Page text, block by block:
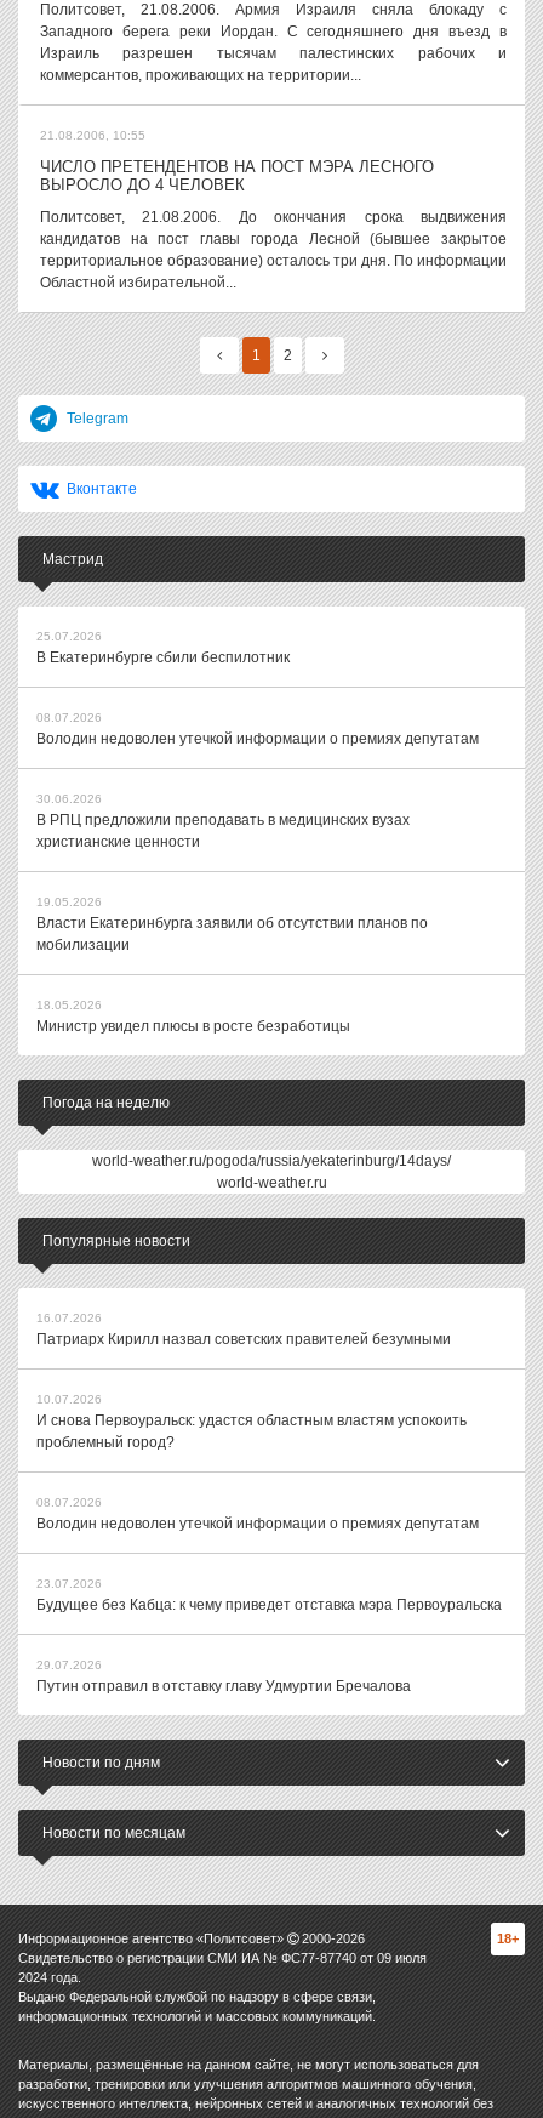
Политсовет, 21.08.2006. Армия Израиля сняла блокаду с
Западного берега реки Иордан. С сегодняшнего дня въезд в
Израиль разрешен тысячам палестинских рабочих и
коммерсантов, проживающих на территории...
21.08.2006, 10:55
ЧИСЛО ПРЕТЕНДЕНТОВ НА ПОСТ МЭРА ЛЕСНОГО
ВЫРОСЛО ДО 4 ЧЕЛОВЕК
Политсовет, 21.08.2006. До окончания срока выдвижения
кандидатов на пост главы города Лесной (бывшее закрытое
территориальное образование) осталось три дня. По информации
Областной избирательной...
1 2
Telegram
Вконтакте
Мастрид
25.07.2026
В Екатеринбурге сбили беспилотник
08.07.2026
Володин недоволен утечкой информации о премиях депутатам
30.06.2026
В РПЦ предложили преподавать в медицинских вузах
христианские ценности
19.05.2026
Власти Екатеринбурга заявили об отсутствии планов по
мобилизации
18.05.2026
Министр увидел плюсы в росте безработицы
Погода на неделю
world-weather.ru/pogoda/russia/yekaterinburg/14days/
world-weather.ru
Популярные новости
16.07.2026
Патриарх Кирилл назвал советских правителей безумными
10.07.2026
И снова Первоуральск: удастся областным властям успокоить
проблемный город?
08.07.2026
Володин недоволен утечкой информации о премиях депутатам
23.07.2026
Будущее без Кабца: к чему приведет отставка мэра Первоуральска
29.07.2026
Путин отправил в отставку главу Удмуртии Бречалова
Новости по дням
Новости по месяцам
Информационное агентство «Политсовет» 2000-2026
Свидетельство о регистрации СМИ ИА № ФС77-87740 от 09 июля
2024 года.
Выдано Федеральной службой по надзору в сфере связи,
информационных технологий и массовых коммуникаций.
18+
Материалы, размещённые на данном сайте, не могут использоваться для
разработки, тренировки или улучшения алгоритмов машинного обучения,
искусственного интеллекта, нейронных сетей и аналогичных технологий без